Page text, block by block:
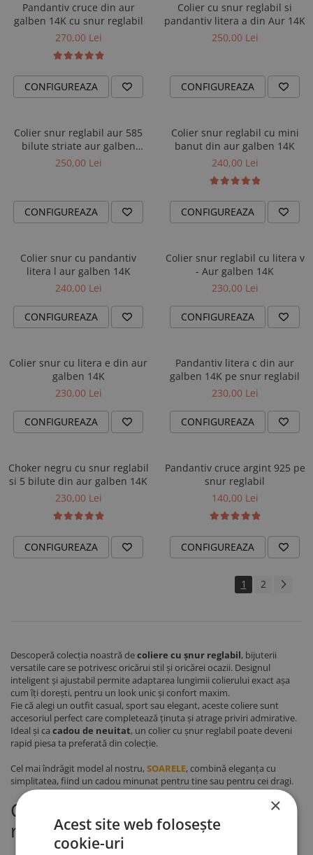
Pandantiv cruce din aur
galben 14K cu snur reglabil
270,00 Lei
CONFIGUREAZA
Colier cu snur reglabil si
pandantiv litera a din Aur 14K
250,00 Lei
CONFIGUREAZA
Colier snur reglabil aur 585
bilute striate aur galben
minimalist dama
250,00 Lei
CONFIGUREAZA
Colier snur reglabil cu mini
banut din aur galben 14K
240,00 Lei
CONFIGUREAZA
Colier snur cu pandantiv
litera l aur galben 14K
240,00 Lei
CONFIGUREAZA
Colier snur reglabil cu litera v
- Aur galben 14K
230,00 Lei
CONFIGUREAZA
Colier snur cu litera e din aur
galben 14K
230,00 Lei
CONFIGUREAZA
Pandantiv litera c din aur
galben 14K pe snur reglabil
230,00 Lei
CONFIGUREAZA
Choker negru cu snur reglabil
si 5 bilute din aur galben 14K
230,00 Lei
CONFIGUREAZA
Pandantiv cruce argint 925 pe
snur reglabil
140,00 Lei
CONFIGUREAZA
1 2
Descoperă colecția noastră decoliere cu șnur reglabil, bijuterii
versatile care se potrivesc oricărui stil și oricărei ocazii. Designul
inteligent și ajustabil permite adaptarea lungimii colierului exact așa
cum îți dorești, pentru un look unic și confort maxim.
Fie că alegi un outfit casual, sport sau elegant, aceste coliere sunt
accesoriul perfect care completează ținuta și atrage priviri admirative.
Ideal și ca cadou de neuitat, un colier cu șnur reglabil poate deveni
rapid piesa ta preferată din colecție.
Cel mai îndrăgit model al nostru,SOARELE, combină eleganța cu
simplitatea, fiind un cadou minunat pentru tine sau pentru cei dragi.
Ce este un colier cu șnur
reglabil?
×
Acest site web folosește
cookie-uri